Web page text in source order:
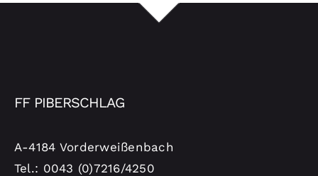
FF PIBERSCHLAG
A-4184 Vorderweißenbach
Tel.: 0043 (0)7216/4250